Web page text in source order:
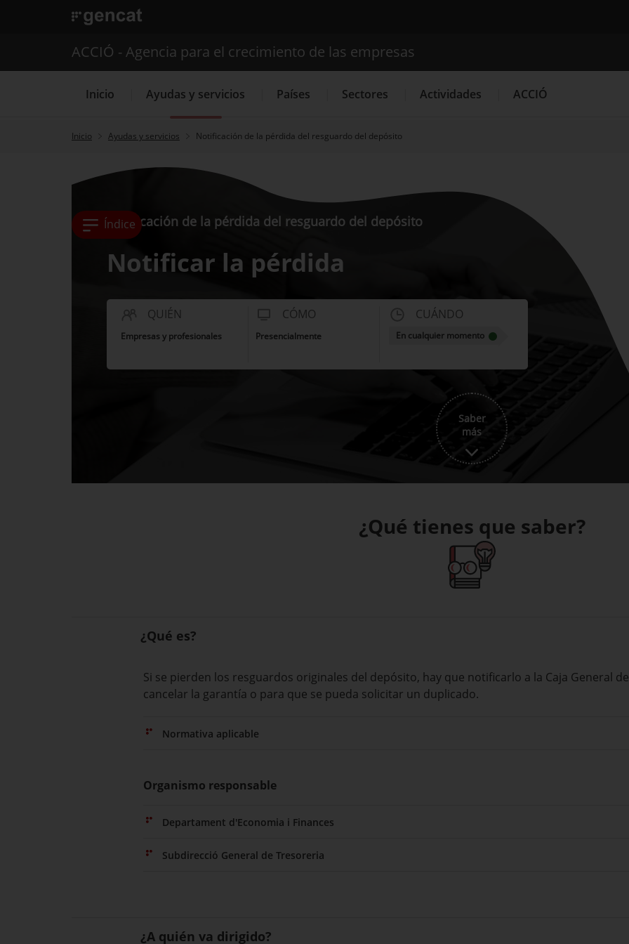
. Abrir en una nueva ventana.
Buscador
ACCIÓ - Agencia para el crecimiento de las empresas
Inicio Ayudas y servicios Países Sectores Actividades ACCIÓ
Inicio Ayudas y servicios Notificación de la pérdida del resguardo del depósito
Índice
Notificación de la pérdida del resguardo del depósito
Notificar la pérdida
QUIÉN
Empresas y profesionales
CÓMO
Presencialmente
CUÁNDO
En cualquier momento
Saber
más
¿Qué tienes que saber?
¿Qué es?
Si se pierden los resguardos originales del depósito, hay que notificarlo a la Caja General
cancelar la garantía o para que se pueda solicitar un duplicado.
Normativa aplicable
Organismo responsable
Departament d'Economia i Finances
Subdirecció General de Tresoreria
¿A quién va dirigido?